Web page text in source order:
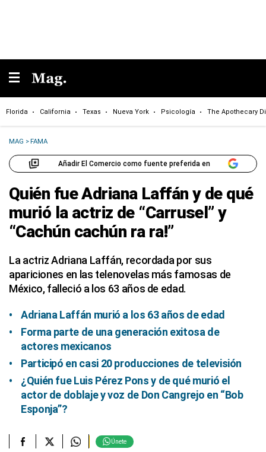
Florida California Texas Nueva York Psicología The Apothecary
MAG >FAMA
Añadir El Comercio como fuente preferida en
Quién fue Adriana Laffán y de qué
murió la actriz de “Carrusel” y
“Cachún cachún ra ra!”
La actriz Adriana Laffán, recordada por sus
apariciones en las telenovelas más famosas de
México, falleció a los 63 años de edad.
Adriana Laffán murió a los 63 años de edad
Forma parte de una generación exitosa de
actores mexicanos
Participó en casi 20 producciones de televisión
¿Quién fue Luis Pérez Pons y de qué murió el
actor de doblaje y voz de Don Cangrejo en “Bob
Esponja”?
Únete